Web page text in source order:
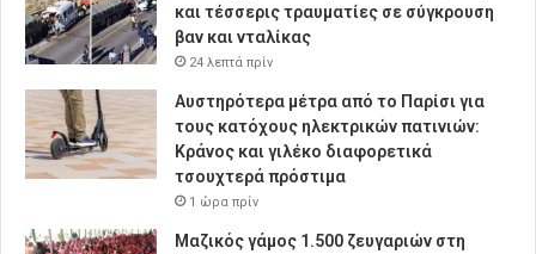
και τέσσερις τραυματίες σε σύγκρουση
βαν και νταλίκας
24 λεπτά πρίν
Αυστηρότερα μέτρα από το Παρίσι για
τους κατόχους ηλεκτρικών πατινιών:
Κράνος και γιλέκο διαφορετικά
τσουχτερά πρόστιμα
1 ώρα πρίν
Μαζικός γάμος 1.500 ζευγαριών στη